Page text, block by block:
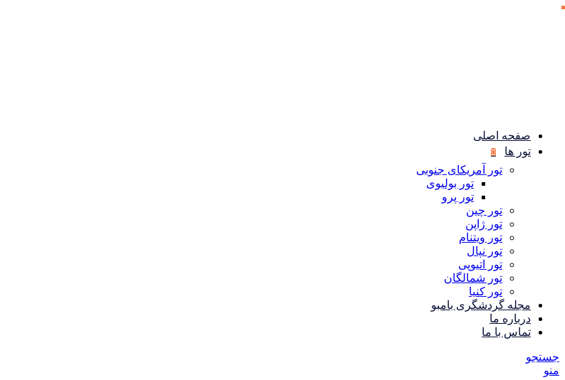
صفحه اصلی
تور ها
تور آمریکای جنوبی
تور بولیوی
تور پرو
تور چین
تور ژاپن
تور ویتنام
تور نپال
تور اتیوپی
تور شمالگان
تور کنیا
مجله گردشگری بامبو
درباره ما
تماس با ما
جستجو
منو